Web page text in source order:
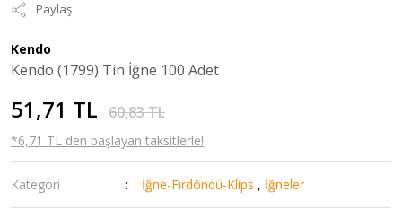
Paylaş
Kendo
Kendo (1799) Tin İğne 100 Adet
51,71 TL 60,83 TL
*6,71 TL den başlayan taksitlerle!
Kategori İğne-Fırdöndü-Klips , İğneler